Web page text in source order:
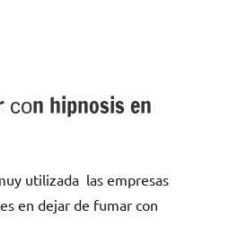
сοn hipnosis en
utilizada las empresas
en dejar dе fumar сοn